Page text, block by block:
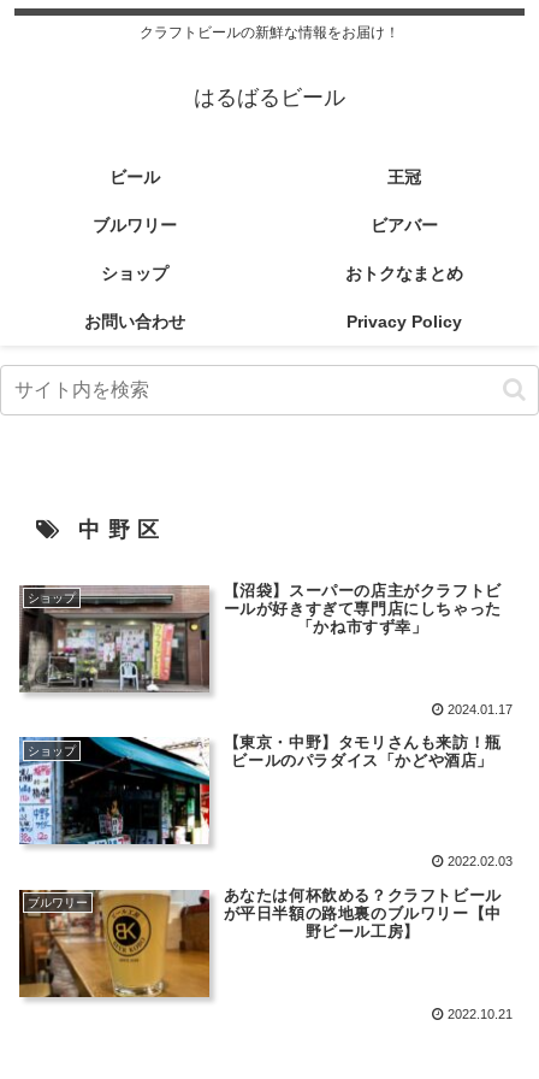
クラフトビールの新鮮な情報をお届け！
はるばるビール
ビール 王冠
ブルワリー ビアバー
ショップ おトクなまとめ
お問い合わせ Privacy Policy
中野区
ショップ
【沼袋】スーパーの店主がクラフトビ
ールが好きすぎて専門店にしちゃった
「かね市すず幸」
2024.01.17
ショップ
【東京・中野】タモリさんも来訪！瓶
ビールのパラダイス「かどや酒店」
2022.02.03
ブルワリー
あなたは何杯飲める？クラフトビール
が平日半額の路地裏のブルワリー【中
野ビール工房】
2022.10.21